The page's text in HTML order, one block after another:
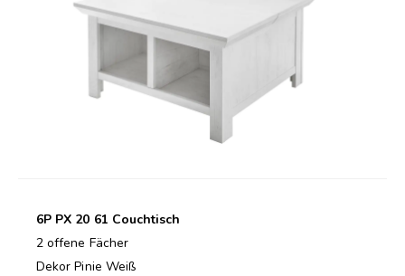
6P PX 20 61 Couchtisch
2 offene Fächer
Dekor Pinie Weiß